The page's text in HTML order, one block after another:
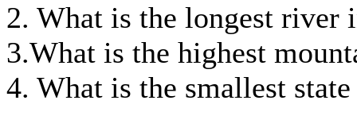
2. What is the longest river
3.What is the highest
4. What is the smallest